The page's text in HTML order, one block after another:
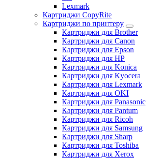
Lexmark
Картриджи CopyRite
Картриджи по принтеру
Картриджи для Brother
Картриджи для Canon
Картриджи для Epson
Картриджи для HP
Картриджи для Konica
Картриджи для Kyocera
Картриджи для Lexmark
Картриджи для OKI
Картриджи для Panasonic
Картриджи для Pantum
Картриджи для Ricoh
Картриджи для Samsung
Картриджи для Sharp
Картриджи для Toshiba
Картриджи для Xerox